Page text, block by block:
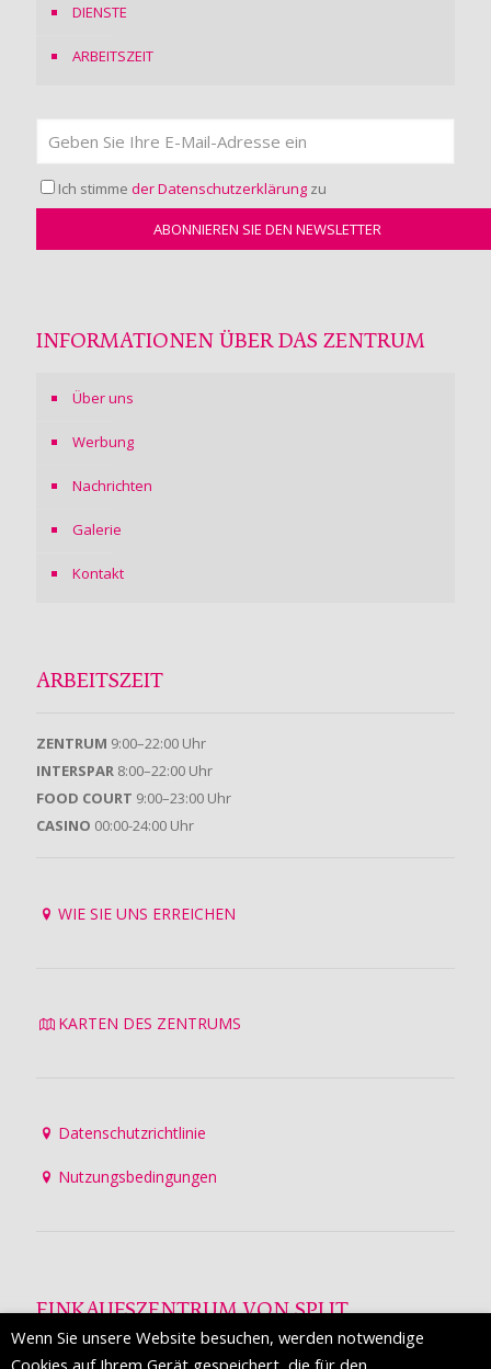
DIENSTE
ARBEITSZEIT
Ich stimme der Datenschutzerklärung zu
INFORMATIONEN ÜBER DAS ZENTRUM
Über uns
Werbung
Nachrichten
Galerie
Kontakt
ARBEITSZEIT
ZENTRUM 9:00–22:00 Uhr
INTERSPAR 8:00–22:00 Uhr
FOOD COURT 9:00–23:00 Uhr
CASINO 00:00-24:00 Uhr
WIE SIE UNS ERREICHEN
KARTEN DES ZENTRUMS
Datenschutzrichtlinie
Nutzungsbedingungen
EINKAUFSZENTRUM VON SPLIT
Die Mall of Split ist ein prestigeträchtiges Einkaufsziel mit
Wenn Sie unsere Website besuchen, werden notwendige
Cookies auf Ihrem Gerät gespeichert, die für den